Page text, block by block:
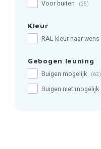
Voor buiten (25)
Kleur
RAL-kleur naar wens
Gebogen leuning
Buigen mogelijk (62)
Buigen niet mogelijk